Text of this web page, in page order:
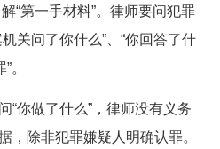
“第一手材料”。律师要问犯罪
关问了你什么”、“你回答了什
。
“你做了什么”，律师没有义务
，除非犯罪嫌疑人明确认罪。